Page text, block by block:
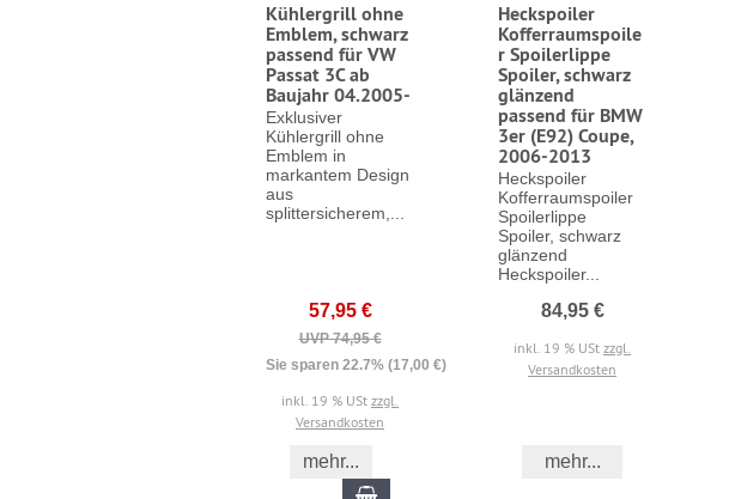
Kühlergrill ohne
Emblem, schwarz
passend für VW
Passat 3C ab
Baujahr 04.2005-
Exklusiver
Kühlergrill ohne
Emblem in
markantem Design
aus
splittersicherem,...
57,95 €
UVP 74,95 €
Sie sparen 22.7% (17,00 €)
inkl. 19 % USt zzgl.
Versandkosten
mehr...
In den Warenkorb
Heckspoiler
Kofferraumspoile
r Spoilerlippe
Spoiler, schwarz
glänzend
passend für BMW
3er (E92) Coupe,
2006-2013
Heckspoiler
Kofferraumspoiler
Spoilerlippe
Spoiler, schwarz
glänzend
Heckspoiler...
84,95 €
inkl. 19 % USt zzgl.
Versandkosten
mehr...